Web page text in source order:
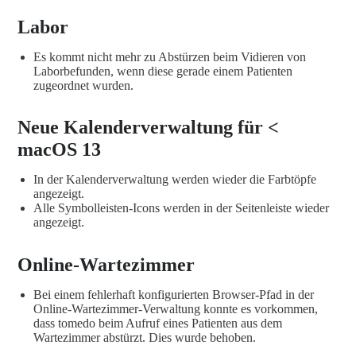
Labor
Es kommt nicht mehr zu Abstürzen beim Vidieren von
Laborbefunden, wenn diese gerade einem Patienten
zugeordnet wurden.
Neue Kalenderverwaltung für <
macOS 13
In der Kalenderverwaltung werden wieder die Farbtöpfe
angezeigt.
Alle Symbolleisten-Icons werden in der Seitenleiste wieder
angezeigt.
Online-Wartezimmer
Bei einem fehlerhaft konfigurierten Browser-Pfad in der
Online-Wartezimmer-Verwaltung konnte es vorkommen,
dass tomedo beim Aufruf eines Patienten aus dem
Wartezimmer abstürzt. Dies wurde behoben.